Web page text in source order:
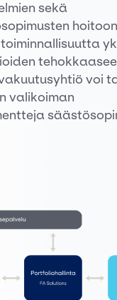
sekä
voi
valikoiman